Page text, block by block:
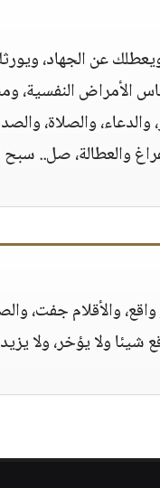
عن الجهاد،
الأمراض النفسية،
والدعاء، والصلاة،
والعطالة، صل..
واقع، والأقلام
شيئا ولا يؤخر، ولا